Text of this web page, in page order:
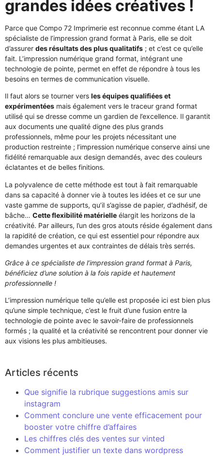
grandes idées créatives !
Parce que Compo 72 Imprimerie est reconnue comme étant LA
spécialiste de l’impression grand format à Paris, elle se doit
d’assurer des résultats des plus qualitatifs ; et c’est ce qu’elle
fait. L’impression numérique grand format, intégrant une
technologie de pointe, permet en effet de répondre à tous les
besoins en termes de communication visuelle.
Il faut alors se tourner vers les équipes qualifiées et
expérimentées mais également vers le traceur grand format
utilisé qui se dresse comme un gardien de l’excellence. Il garantit
aux documents une qualité digne des plus grands
professionnels, même pour les projets nécessitant une
production restreinte ; l’impression numérique conserve ainsi une
fidélité remarquable aux design demandés, avec des couleurs
éclatantes et de belles finitions.
La polyvalence de cette méthode est tout à fait remarquable
dans sa capacité à donner vie à toutes les idées et ce sur une
vaste gamme de supports, qu’il s’agisse de papier, d’adhésif, de
bâche… Cette flexibilité matérielle élargit les horizons de la
créativité. Par ailleurs, l’un des gros atouts réside également dans
la rapidité de création, ce qui est essentiel pour répondre aux
demandes urgentes et aux contraintes de délais très serrés.
Grâce à ce spécialiste de l’impression grand format à Paris,
bénéficiez d’une solution à la fois rapide et hautement
professionnelle !
L’impression numérique telle qu’elle est proposée ici est bien plus
qu’une simple technique, c’est le fruit d’une fusion entre la
technologie de pointe avec le savoir-faire de professionnels
formés ; la qualité et la créativité se rencontrent pour donner vie
aux visions les plus ambitieuses.
Articles récents
Que signifie la rubrique suggestions amis sur
instagram
Comment conclure une vente efficacement pour
booster votre chiffre d’affaires
Les chiffres clés des ventes sur vinted
Comment justifier un texte dans wordpress